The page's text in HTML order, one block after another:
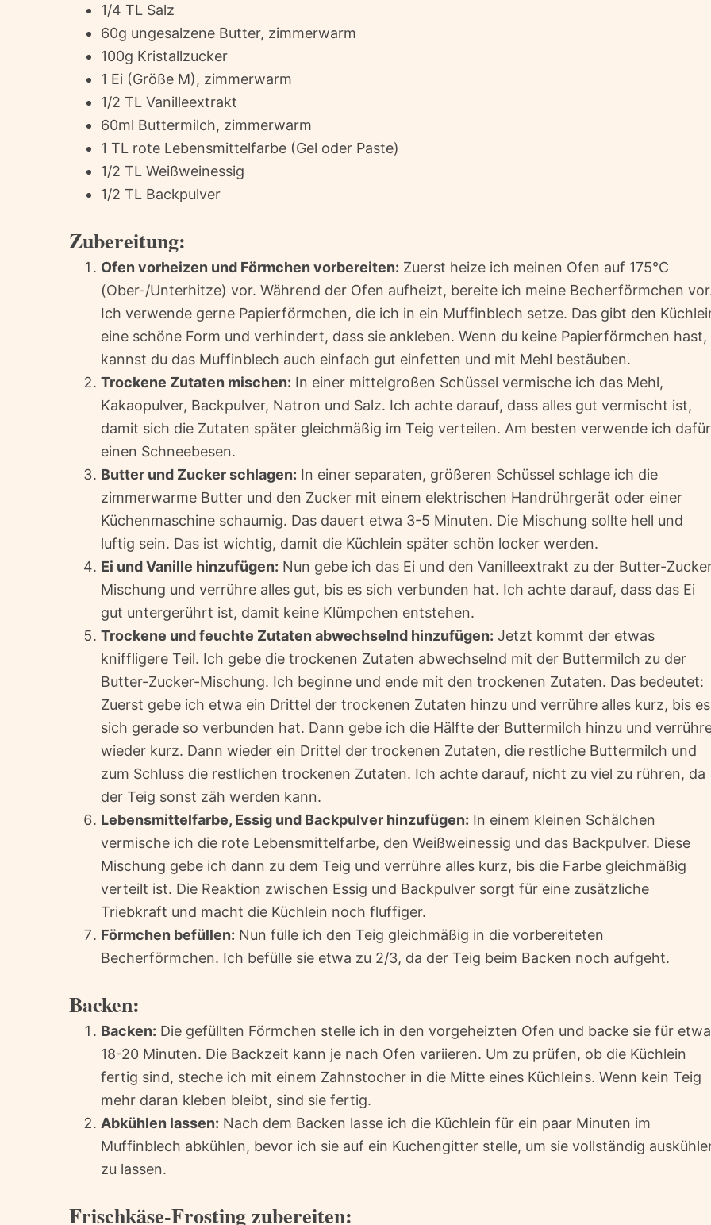
1/4 TL Salz
60g ungesalzene Butter, zimmerwarm
100g Kristallzucker
1 Ei (Größe M), zimmerwarm
1/2 TL Vanilleextrakt
60ml Buttermilch, zimmerwarm
1 TL rote Lebensmittelfarbe (Gel oder Paste)
1/2 TL Weißweinessig
1/2 TL Backpulver
Zubereitung:
Ofen vorheizen und Förmchen vorbereiten: Zuerst heize ich meinen Ofen auf 175°C
(Ober-/Unterhitze) vor. Während der Ofen aufheizt, bereite ich meine Becherförmchen
Ich verwende gerne Papierförmchen, die ich in ein Muffinblech setze. Das gibt den
eine schöne Form und verhindert, dass sie ankleben. Wenn du keine Papierförmchen hast,
kannst du das Muffinblech auch einfach gut einfetten und mit Mehl bestäuben.
Trockene Zutaten mischen: In einer mittelgroßen Schüssel vermische ich das Mehl,
Kakaopulver, Backpulver, Natron und Salz. Ich achte darauf, dass alles gut vermischt ist,
damit sich die Zutaten später gleichmäßig im Teig verteilen. Am besten verwende ich dafür
einen Schneebesen.
Butter und Zucker schlagen: In einer separaten, größeren Schüssel schlage ich die
zimmerwarme Butter und den Zucker mit einem elektrischen Handrührgerät oder einer
Küchenmaschine schaumig. Das dauert etwa 3-5 Minuten. Die Mischung sollte hell und
luftig sein. Das ist wichtig, damit die Küchlein später schön locker werden.
Ei und Vanille hinzufügen: Nun gebe ich das Ei und den Vanilleextrakt zu der Butter-
Mischung und verrühre alles gut, bis es sich verbunden hat. Ich achte darauf, dass das Ei
gut untergerührt ist, damit keine Klümpchen entstehen.
Trockene und feuchte Zutaten abwechselnd hinzufügen: Jetzt kommt der etwas
kniffligere Teil. Ich gebe die trockenen Zutaten abwechselnd mit der Buttermilch zu der
Butter-Zucker-Mischung. Ich beginne und ende mit den trockenen Zutaten. Das bedeutet:
Zuerst gebe ich etwa ein Drittel der trockenen Zutaten hinzu und verrühre alles kurz, bis es
sich gerade so verbunden hat. Dann gebe ich die Hälfte der Buttermilch hinzu und
wieder kurz. Dann wieder ein Drittel der trockenen Zutaten, die restliche Buttermilch und
zum Schluss die restlichen trockenen Zutaten. Ich achte darauf, nicht zu viel zu rühren, da
der Teig sonst zäh werden kann.
Lebensmittelfarbe, Essig und Backpulver hinzufügen: In einem kleinen Schälchen
vermische ich die rote Lebensmittelfarbe, den Weißweinessig und das Backpulver. Diese
Mischung gebe ich dann zu dem Teig und verrühre alles kurz, bis die Farbe gleichmäßig
verteilt ist. Die Reaktion zwischen Essig und Backpulver sorgt für eine zusätzliche
Triebkraft und macht die Küchlein noch fluffiger.
Förmchen befüllen: Nun fülle ich den Teig gleichmäßig in die vorbereiteten
Becherförmchen. Ich befülle sie etwa zu 2/3, da der Teig beim Backen noch aufgeht.
Backen:
Backen: Die gefüllten Förmchen stelle ich in den vorgeheizten Ofen und backe sie für etwa
18-20 Minuten. Die Backzeit kann je nach Ofen variieren. Um zu prüfen, ob die Küchlein
fertig sind, steche ich mit einem Zahnstocher in die Mitte eines Küchleins. Wenn kein Teig
mehr daran kleben bleibt, sind sie fertig.
Abkühlen lassen: Nach dem Backen lasse ich die Küchlein für ein paar Minuten im
Muffinblech abkühlen, bevor ich sie auf ein Kuchengitter stelle, um sie vollständig
zu lassen.
Frischkäse-Frosting zubereiten: